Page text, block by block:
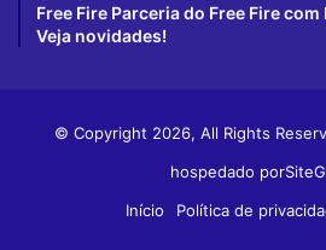
Free Fire Parceria do Free Fire
Veja novidades!
© Copyright 2026, All Rights
hospedado por
Início
Política de